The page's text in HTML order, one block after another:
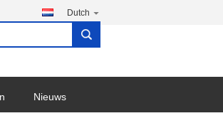
Dutch
search
Nieuws